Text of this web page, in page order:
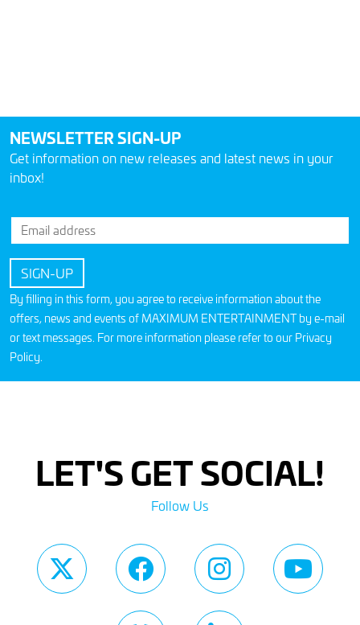
NEWSLETTER SIGN-UP
Get information on new releases and latest news in your
inbox!
By filling in this form, you agree to receive information about the
offers, news and events of MAXIMUM ENTERTAINMENT by e-mail
or text messages. For more information please refer to our Privacy
Policy.
LET'S GET SOCIAL!
Follow Us